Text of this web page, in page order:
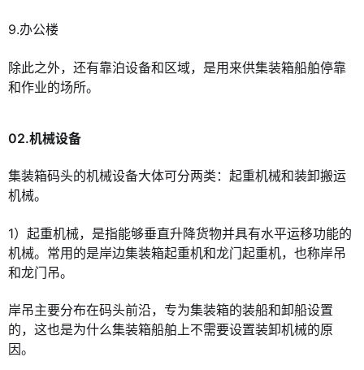
9.办公楼
除此之外，还有靠泊设备和区域，是用来供集装箱船舶停靠
和作业的场所。
02.机械设备
集装箱码头的机械设备大体可分两类：起重机械和装卸搬运
机械。
1）起重机械，是指能够垂直升降货物并具有水平运移功能的
机械。常用的是岸边集装箱起重机和龙门起重机，也称岸吊
和龙门吊。
岸吊主要分布在码头前沿，专为集装箱的装船和卸船设置
的，这也是为什么集装箱船舶上不需要设置装卸机械的原
因。